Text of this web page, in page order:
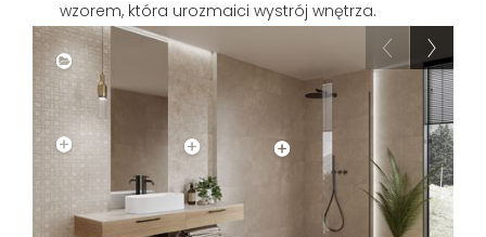
wzorem, która urozmaici wystrój wnętrza.